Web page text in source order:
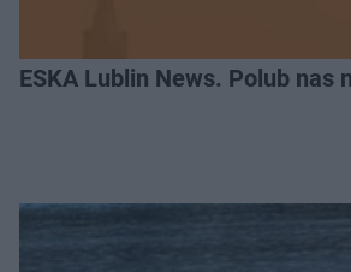
ESKA Lublin News. Polub nas